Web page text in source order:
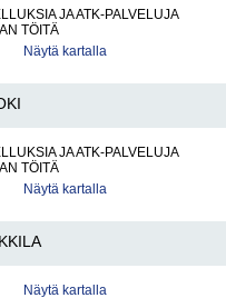
JA ATK-PALVELUJA
TÖITÄ
Näytä kartalla
JA ATK-PALVELUJA
TÖITÄ
Näytä kartalla
Näytä kartalla